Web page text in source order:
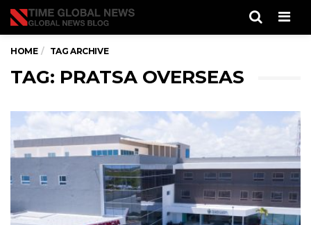
HOME TAG ARCHIVE
TAG: PRATSA OVERSEAS